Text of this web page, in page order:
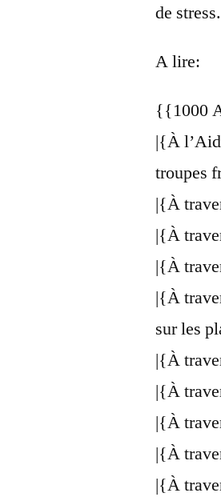
de
A lire:
{{1000
|{À
troupes
|{À
|{À
|{À
|{À
sur les
|{À
|{À
|{À
|{À
|{À